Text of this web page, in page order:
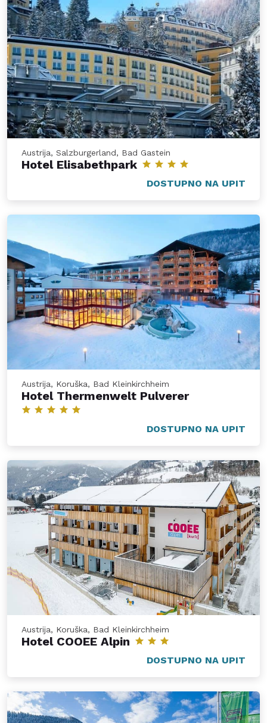
Austrija, Salzburgerland, Bad Gastein
Hotel Elisabethpark
DOSTUPNO NA UPIT
Austrija, Koruška, Bad Kleinkirchheim
Hotel Thermenwelt Pulverer
DOSTUPNO NA UPIT
Austrija, Koruška, Bad Kleinkirchheim
Hotel COOEE Alpin
DOSTUPNO NA UPIT